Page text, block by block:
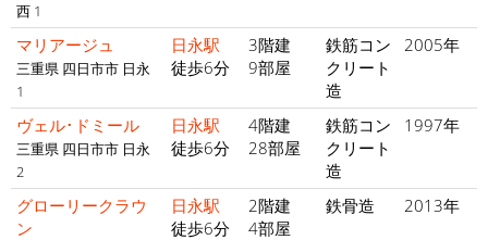
西 1
マリアージュ
三重県 四日市市 日永
1
日永駅
徒歩6分
3階建
9部屋
鉄筋コン
クリート
造
2005年
ヴェル･ドミール
三重県 四日市市 日永
2
日永駅
徒歩6分
4階建
28部屋
鉄筋コン
クリート
造
1997年
グローリークラウ
ン
日永駅
徒歩6分
2階建
4部屋
鉄骨造 2013年